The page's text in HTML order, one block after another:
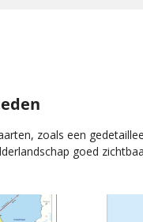
zoals een
goed